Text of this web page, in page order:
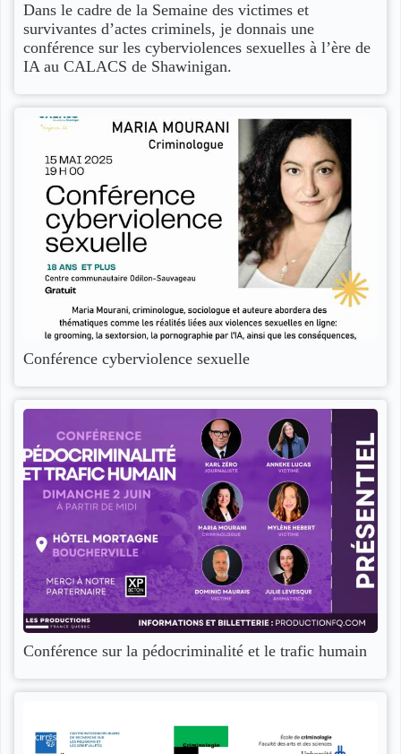
Dans le cadre de la Semaine des victimes et
survivantes d’actes criminels, je donnais une
conférence sur les cyberviolences sexuelles à l’ère de
IA au CALACS de Shawinigan.
Conférence cyberviolence sexuelle
Conférence sur la pédocriminalité et le trafic humain